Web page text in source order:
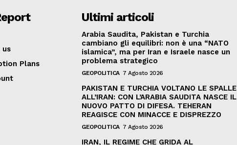
us
Plans
Ultimi articoli
Arabia Saudita, Pakistan e Turchia
cambiano gli equilibri: non è una “NATO
islamica”, ma per Iran e Israele nasce un
problema strategico
GEOPOLITICA 7 Agosto 2026
PAKISTAN E TURCHIA VOLTANO LE SPALLE
ALL’IRAN: CON L’ARABIA SAUDITA NASCE IL
NUOVO PATTO DI DIFESA. TEHERAN
REAGISCE CON MINACCE E DISPREZZO
GEOPOLITICA 7 Agosto 2026
IRAN, IL REGIME CHE GRIDA AL